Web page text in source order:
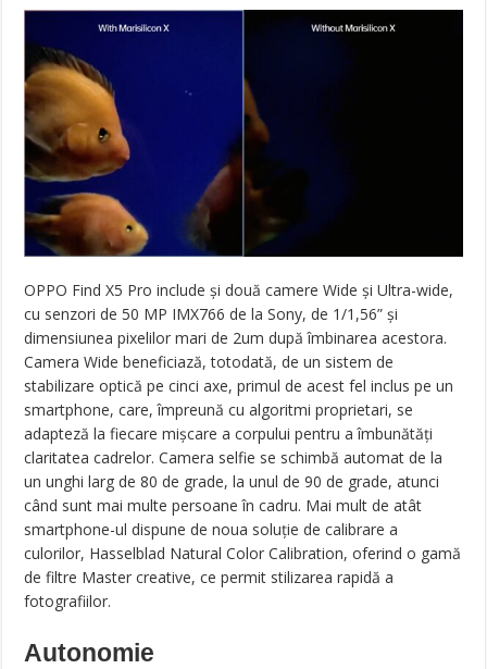
OPPO Find X5 Pro include și două camere Wide și Ultra-wide,
cu senzori de 50 MP IMX766 de la Sony, de 1/1,56” și
dimensiunea pixelilor mari de 2um după îmbinarea acestora.
Camera Wide beneficiază, totodată, de un sistem de
stabilizare optică pe cinci axe, primul de acest fel inclus pe un
smartphone, care, împreună cu algoritmi proprietari, se
adapteză la fiecare mișcare a corpului pentru a îmbunătăți
claritatea cadrelor. Camera selfie se schimbă automat de la
un unghi larg de 80 de grade, la unul de 90 de grade, atunci
când sunt mai multe persoane în cadru. Mai mult de atât
smartphone-ul dispune de noua soluție de calibrare a
culorilor, Hasselblad Natural Color Calibration, oferind o gamă
de filtre Master creative, ce permit stilizarea rapidă a
fotografiilor.
Autonomie